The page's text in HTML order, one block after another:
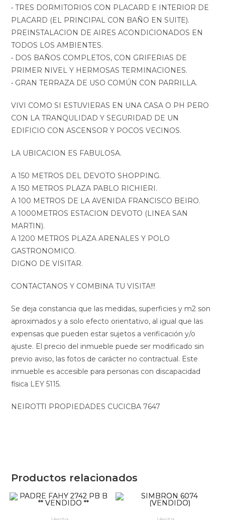
• TRES DORMITORIOS CON PLACARD E INTERIOR DE
PLACARD (EL PRINCIPAL CON BAÑO EN SUITE).
PREINSTALACION DE AIRES ACONDICIONADOS EN
TODOS LOS AMBIENTES.
• DOS BAÑOS COMPLETOS, CON GRIFERIAS DE
PRIMER NIVEL Y HERMOSAS TERMINACIONES.
• GRAN TERRAZA DE USO COMÚN CON PARRILLA.
VIVI COMO SI ESTUVIERAS EN UNA CASA O PH PERO
CON LA TRANQULIDAD Y SEGURIDAD DE UN
EDIFICIO CON ASCENSOR Y POCOS VECINOS.
LA UBICACION ES FABULOSA.
A 150 METROS DEL DEVOTO SHOPPING.
A 150 METROS PLAZA PABLO RICHIERI.
A 100 METROS DE LA AVENIDA FRANCISCO BEIRO.
A 1000METROS ESTACION DEVOTO (LINEA SAN
MARTIN).
A 1200 METROS PLAZA ARENALES Y POLO
GASTRONOMICO.
DIGNO DE VISITAR.
CONTACTANOS Y COMBINA TU VISITA!!!
Se deja constancia que las medidas, superficies y m2 son
aproximados y a solo efecto orientativo, al igual que las
expensas que pueden estar sujetos a verificación y/o
ajuste. El precio del inmueble puede ser modificado sin
previo aviso, las fotos de carácter no contractual. Este
inmueble es accesible para personas con discapacidad
física LEY 5115.
NEIROTTI PROPIEDADES CUCICBA 7647
Productos relacionados